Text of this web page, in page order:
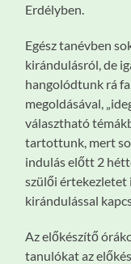
Erdélyben.
Egész tanévben
kirándulásról, de
hangolódtunk rá
megoldásával,
választható
tartottunk, mert
indulás előtt 2
szülői
kirándulással
Az előkészítő
tanulókat az